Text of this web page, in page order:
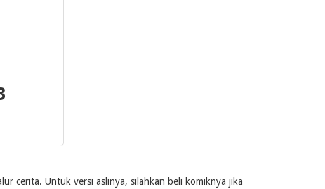
cerita. Untuk versi aslinya, silahkan beli komiknya jika